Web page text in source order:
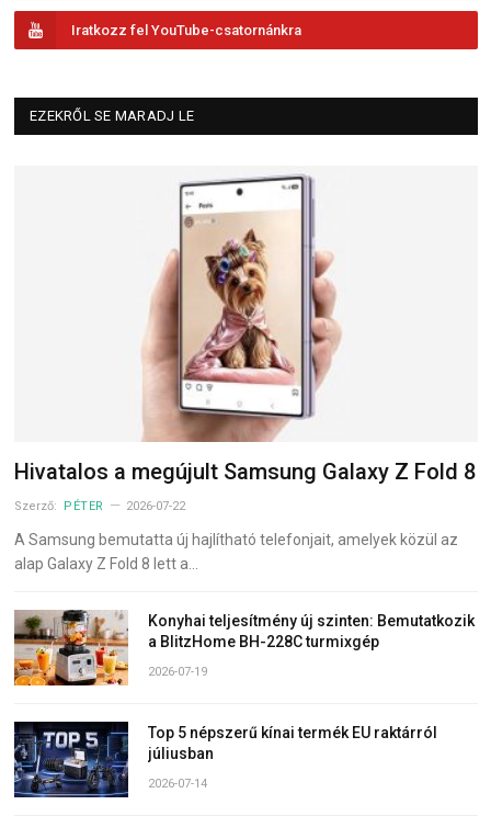
Iratkozz fel YouTube-csatornánkra
EZEKRŐL SE MARADJ LE
Hivatalos a megújult Samsung Galaxy Z Fold 8
Szerző: PÉTER 2026-07-22
A Samsung bemutatta új hajlítható telefonjait, amelyek közül az
alap Galaxy Z Fold 8 lett a…
Konyhai teljesítmény új szinten: Bemutatkozik
a BlitzHome BH-228C turmixgép
2026-07-19
Top 5 népszerű kínai termék EU raktárról
júliusban
2026-07-14